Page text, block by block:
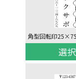
選択